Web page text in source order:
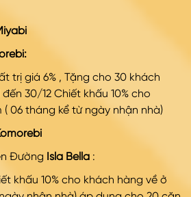
trị giá 6% , Tặng cho 30 khách
30/12 Chiết khấu 10% cho
( 06 tháng kể từ ngày nhận nhà)
Đường Isla Bella :
khấu 10% cho khách hàng về ở